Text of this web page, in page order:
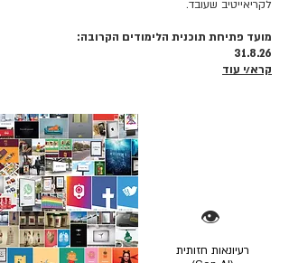
לקריאייטיב שעובד.
מועד פתיחת תוכנית הלימודים הקרובה:
31.8.26
קרא/י עוד
👁️
רעיונאות חזותית